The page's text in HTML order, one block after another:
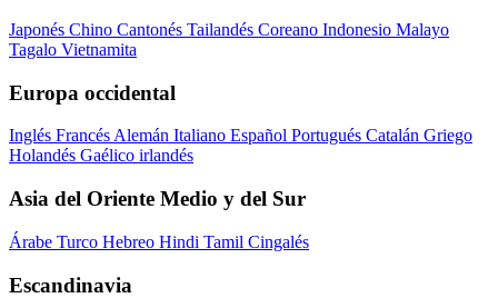
Japonés Chino Cantonés Tailandés Coreano Indonesio Malayo
Tagalo Vietnamita
Europa occidental
Inglés FrancésAlemán Italiano Español Portugués Catalán Griego
Holandés Gaélico irlandés
Asia del Oriente Medio y del Sur
Árabe Turco Hebreo Hindi Tamil Cingalés
Escandinavia